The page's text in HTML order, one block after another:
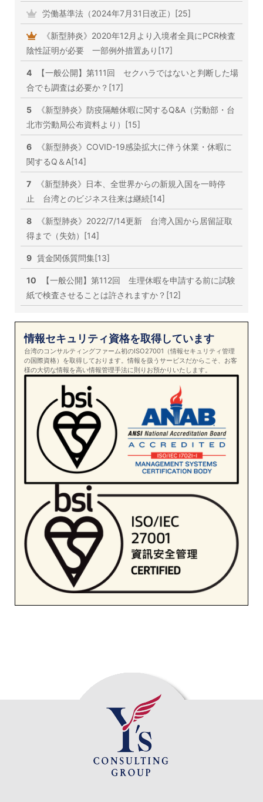
労働基準法（2024年7月31日改正）[25]
《新型肺炎》2020年12月より入境者全員にPCR検査
陰性証明が必要 一部例外措置あり[17]
4
【一般公開】第111回 セクハラではないと判断した場
合でも調査は必要か？[17]
5
《新型肺炎》防疫隔離休暇に関するQ&A（労動部・台
北市労動局公布資料より）[15]
6
《新型肺炎》COVID-19感染拡大に伴う休業・休暇に
関するQ＆A[14]
7
《新型肺炎》日本、全世界からの新規入国を一時停
止 台湾とのビジネス往来は継続[14]
8
《新型肺炎》2022/7/14更新 台湾入国から居留証取
得まで（失効）[14]
9 賃金関係質問集[13]
10
【一般公開】第112回 生理休暇を申請する前に試験
紙で検査させることは許されますか？[12]
情報セキュリティ資格を取得しています
台湾のコンサルティングファーム初のISO27001（情報セキュリティ管理
の国際資格）を取得しております。情報を扱うサービスだからこそ、お客
様の大切な情報を高い情報管理手法に則りお預かりいたします。